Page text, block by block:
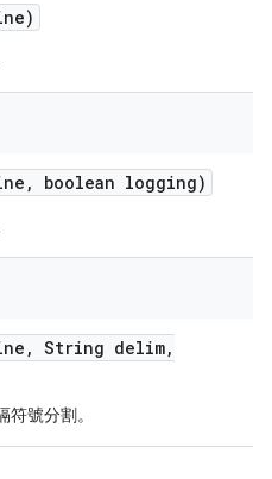
, boolean logging)
, String delim,
號分割。